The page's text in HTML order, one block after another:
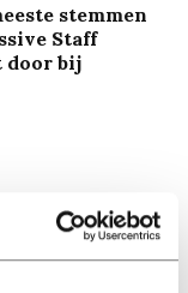
stemmen
Staff
door bij
naar de